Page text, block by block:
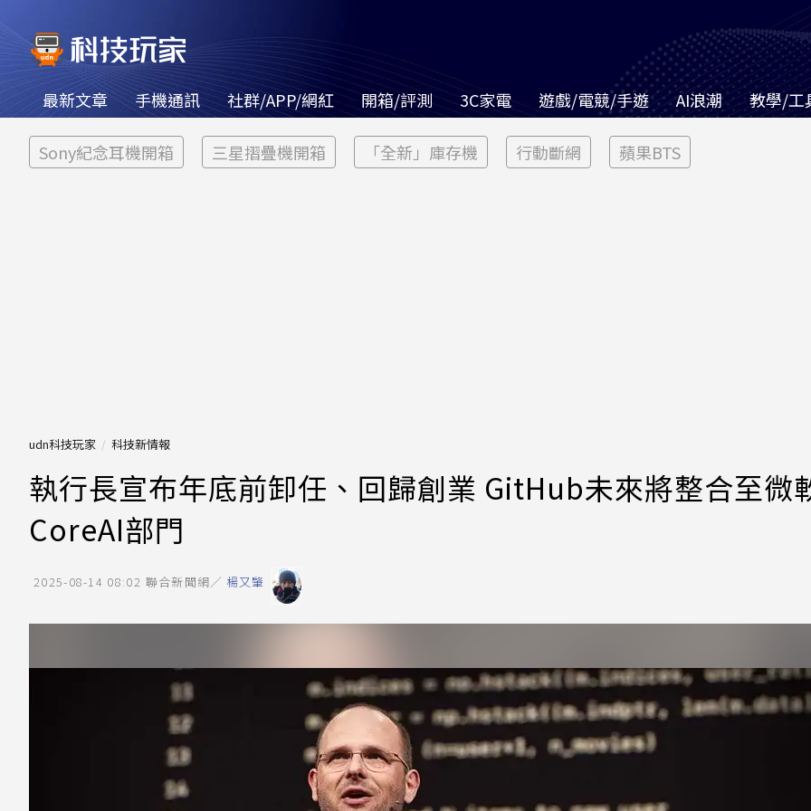
最新文章 手機通訊 社群/APP/網紅 開箱/評測 3C家電 遊戲/電競/手遊 AI浪潮 教學/工
Sony紀念耳機開箱 三星摺疊機開箱 「全新」庫存機 行動斷網 蘋果BTS
udn科技玩家 科技新情報
執行長宣布年底前卸任、回歸創業 GitHub未來將整合至微
CoreAI部門
2025-08-14 08:02 聯合新聞網／ 楊又肇